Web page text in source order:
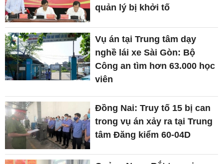
quản lý bị khởi tố
Vụ án tại Trung tâm dạy
nghề lái xe Sài Gòn: Bộ
Công an tìm hơn 63.000 học
viên
Đồng Nai: Truy tố 15 bị can
trong vụ án xảy ra tại Trung
tâm Đăng kiểm 60-04D